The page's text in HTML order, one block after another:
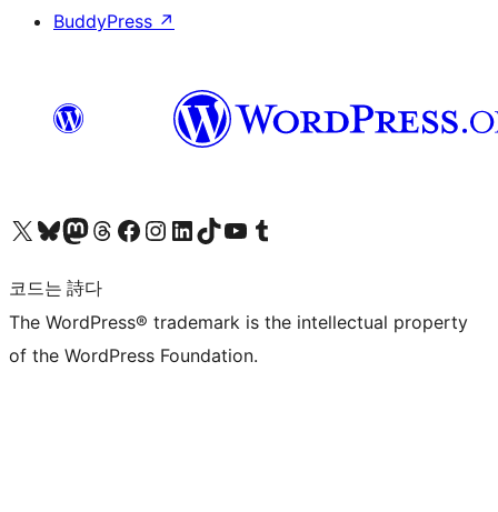
BuddyPress ↗
X(이전 트위터) 계정 방문하기블루스카이 계정 방문하기마스토돈 계정 방문하기스레드 계정 방문하기 페이스북 페이지 방문하기인스타그램 계정 방문하기 LinkedIn 계정 방문하기틱톡 계정 방문하기유튜브 채널 방문하기 텀블러 계정 방문하기
코드는 詩다
The WordPress® trademark is the intellectual property
of the WordPress Foundation.